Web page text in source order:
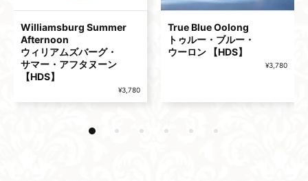
Provence プロヴァンス
【HDS】
Berry Cobbler ベリー・​​​​​​
コブラー 【HDS】